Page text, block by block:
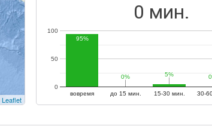
Leaflet
0 мин.
вовремя до 15 мин. 15-30 мин. 30-
0
50
100
95%
0%
0% 5%
5%